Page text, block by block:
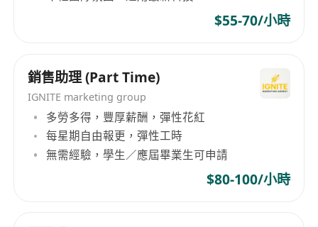
----------------------------------------------
好處：
$55-70/小時
銷售助理 (Part Time)
IGNITE marketing group
多勞多得，豐厚薪酬，彈性花紅
每星期自由報更，彈性工時
無需經驗，學生／應屆畢業生可申請
$80-100/小時